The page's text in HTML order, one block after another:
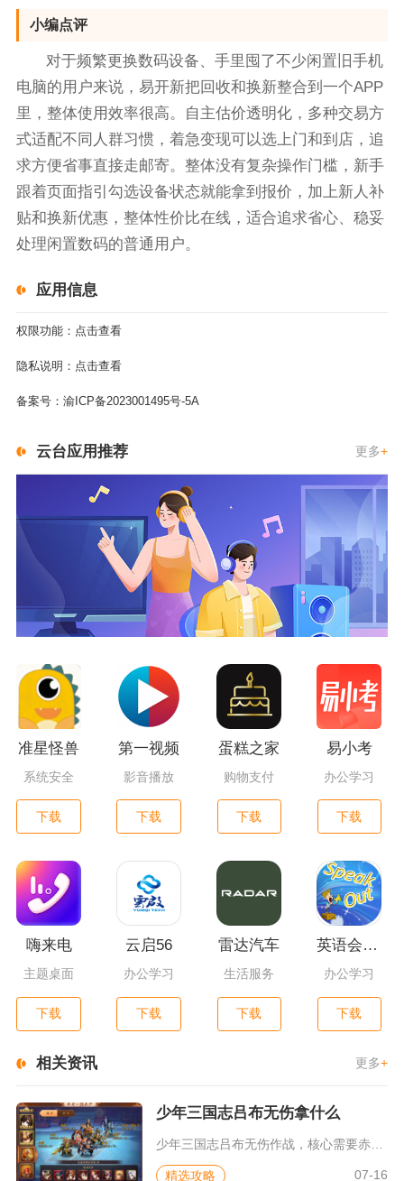
小编点评
对于频繁更换数码设备、手里囤了不少闲置旧手机
电脑的用户来说，易开新把回收和换新整合到一个APP
里，整体使用效率很高。自主估价透明化，多种交易方
式适配不同人群习惯，着急变现可以选上门和到店，追
求方便省事直接走邮寄。整体没有复杂操作门槛，新手
跟着页面指引勾选设备状态就能拿到报价，加上新人补
贴和换新优惠，整体性价比在线，适合追求省心、稳妥
处理闲置数码的普通用户。
应用信息
权限功能： 点击查看
隐私说明： 点击查看
备案号： 渝ICP备2023001495号-5A
云台应用推荐 更多+
准星怪兽
系统安全
下载
第一视频
影音播放
下载
蛋糕之家
购物支付
下载
易小考
办公学习
下载
嗨来电
主题桌面
下载
云启56
办公学习
下载
雷达汽车
生活服务
下载
英语会话达人
办公学习
下载
相关资讯 更多+
少年三国志吕布无伤拿什么
少年三国志吕布无伤作战，核心需要赤兔马、破甲暴击类成套装备、...
精选攻略 07-16